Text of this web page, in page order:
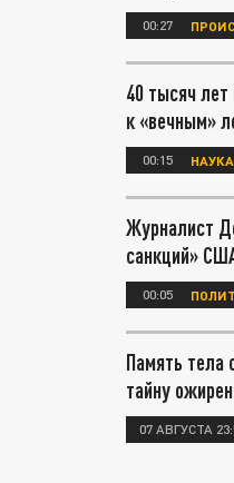
00:27
40 тысяч
к «вечным»
00:15 НАУКА
Журналист
санкций»
00:05
Память тела
тайну
07 АВГУСТА